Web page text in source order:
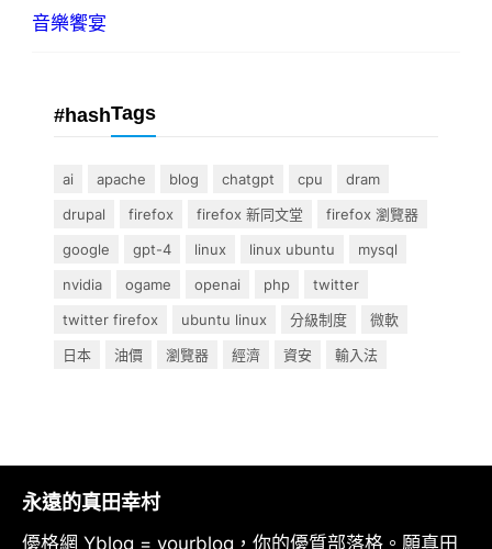
音樂饗宴
#hashTags
ai apache blog chatgpt cpu
dram
drupal
firefox firefox 新同文堂
firefox 瀏覽器
google
gpt-4 linux linux ubuntu
mysql
nvidia
ogame openai php
twitter
twitter firefox
ubuntu linux 分級制度
微軟
日本
油價 瀏覽器 經濟 資安 輸入法
永遠的真田幸村
優格網 Yblog = yourblog，你的優質部落格。願真田